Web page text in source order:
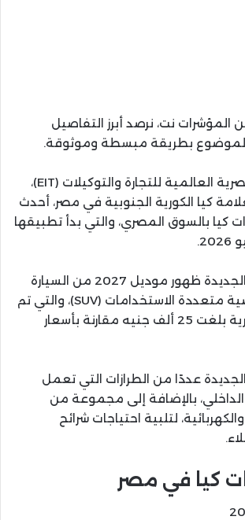
نت، نرصد أبرز التفاصيل
الموضوع بطريقة مبسطة وموثوقة.
أعلنت الشركة المصرية العالمية للتجارة والتوكيلات (EIT)،
كيا الكورية الجنوبية في مصر، أحدث
كيا بالسوق المصري، والتي بدأ تطبيقها
وشهدت القائمة الجديدة ظهور موديل 2027 من السيارة
كيا سبورتاج، الرياضية متعددة الاستخدامات (SUV)، والتي تم
طرحها بزيادة سعرية بلغت 25 ألف جنيه مقارنة بأسعار
عددًا من الطرازات التي تعمل
الداخلي، بالإضافة إلى مجموعة من
لتلبية احتياجات شرائح
كيا في مصر